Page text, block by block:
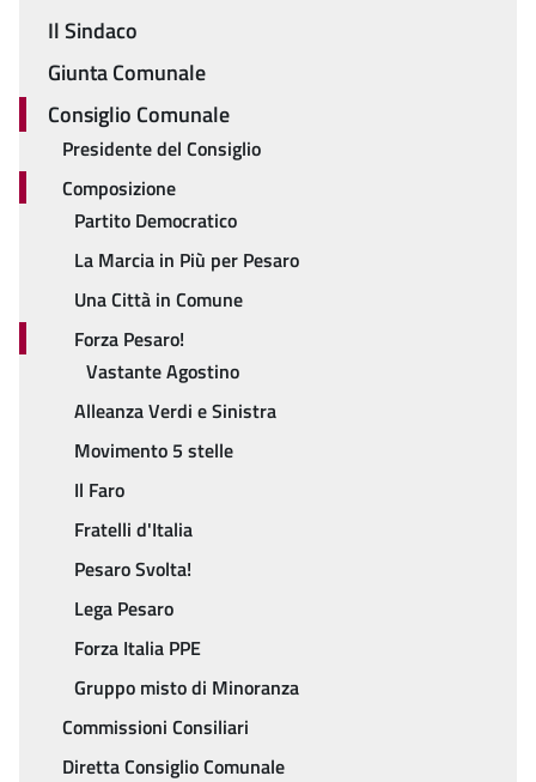
Menu
Il Sindaco
Giunta Comunale
Consiglio Comunale
Presidente del Consiglio
Composizione
Partito Democratico
La Marcia in Più per Pesaro
Una Città in Comune
Forza Pesaro!
Vastante Agostino
Alleanza Verdi e Sinistra
Movimento 5 stelle
Il Faro
Fratelli d'Italia
Pesaro Svolta!
Lega Pesaro
Forza Italia PPE
Gruppo misto di Minoranza
Commissioni Consiliari
Diretta Consiglio Comunale